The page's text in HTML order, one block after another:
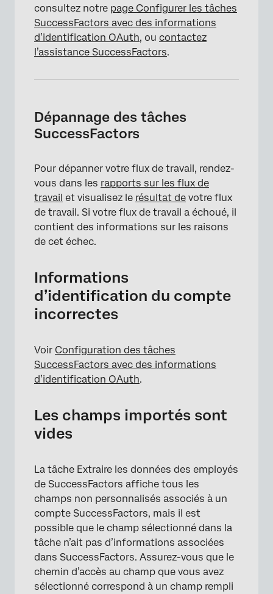
consultez notre page Configurer les tâches
SuccessFactors avec des informations
d’identification OAuth, ou contactez
l’assistance SuccessFactors.
Dépannage des tâches
SuccessFactors
Pour dépanner votre flux de travail, rendez-
vous dans les rapports sur les flux de
travail et visualisez le résultat de votre flux
de travail. Si votre flux de travail a échoué, il
contient des informations sur les raisons
de cet échec.
Informations
d’identification du compte
incorrectes
Voir Configuration des tâches
SuccessFactors avec des informations
d’identification OAuth.
Les champs importés sont
vides
La tâche Extraire les données des employés
de SuccessFactors affiche tous les
champs non personnalisés associés à un
compte SuccessFactors, mais il est
possible que le champ sélectionné dans la
tâche n’ait pas d’informations associées
dans SuccessFactors. Assurez-vous que le
chemin d’accès au champ que vous avez
sélectionné correspond à un champ rempli